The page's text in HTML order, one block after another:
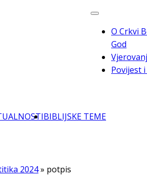
O Crkvi
God
Povijest
BIBLIJSKE TEME
2024» potpis